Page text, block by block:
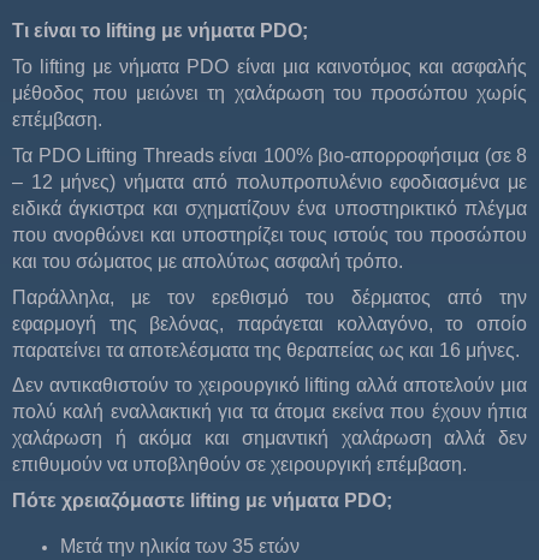
Τι είναι το lifting με νήματα PDO;
Το lifting με νήματα PDO είναι μια καινοτόμος και ασφαλής
μέθοδος που μειώνει τη χαλάρωση του προσώπου χωρίς
επέμβαση.
Τα PDO Lifting Threads είναι 100% βιο-απορροφήσιμα (σε 8
– 12 μήνες) νήματα από πολυπροπυλένιο εφοδιασμένα με
ειδικά άγκιστρα και σχηματίζουν ένα υποστηρικτικό πλέγμα
που ανορθώνει και υποστηρίζει τους ιστούς του προσώπου
και του σώματος με απολύτως ασφαλή τρόπο.
Παράλληλα, με τον ερεθισμό του δέρματος από την
εφαρμογή της βελόνας, παράγεται κολλαγόνο, το οποίο
παρατείνει τα αποτελέσματα της θεραπείας ως και 16 μήνες.
Δεν αντικαθιστούν το χειρουργικό lifting αλλά αποτελούν μια
πολύ καλή εναλλακτική για τα άτομα εκείνα που έχουν ήπια
χαλάρωση ή ακόμα και σημαντική χαλάρωση αλλά δεν
επιθυμούν να υποβληθούν σε χειρουργική επέμβαση.
Πότε χρειαζόμαστε lifting με νήματα PDO;
Μετά την ηλικία των 35 ετών